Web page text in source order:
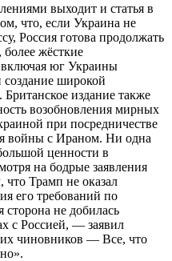
выходит и статья в
что, если Украина не
Россия готова продолжать
жёсткие
юг Украины
широкой
издание также
возобновления мирных
при посредничестве
войны с Ираном. Ни одна
ценности в
на бодрые заявления
Трамп не оказал
его требований по
не добилась
с Россией, — заявил
чиновников — Все, что